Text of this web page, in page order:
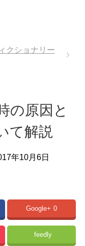
クショナリー
の原因と
て解説
年10月6日
Google+ 0
feedly